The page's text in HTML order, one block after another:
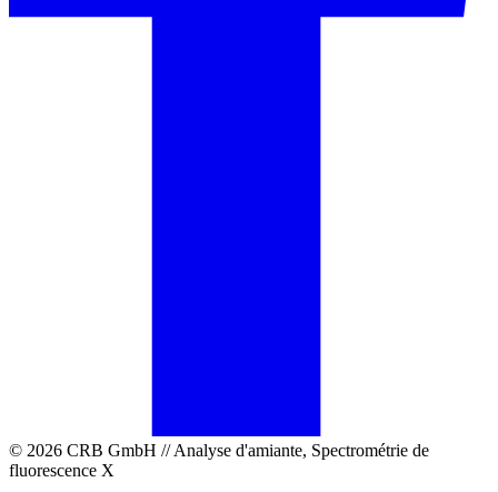
© 2026 CRB GmbH // Analyse d'amiante, Spectrométrie de
fluorescence X